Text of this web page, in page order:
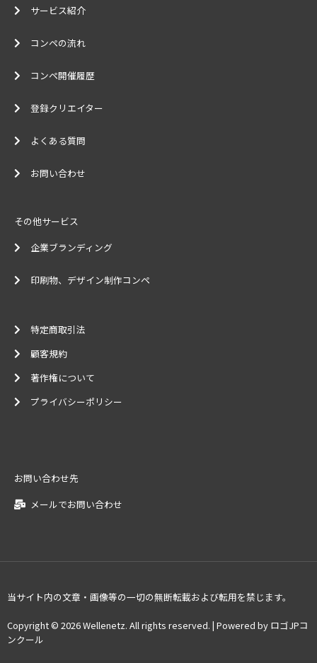
サービス紹介
コンペの流れ
コンペ開催履歴
登録クリエイター
よくある質問
お問い合わせ
その他サービス
企業ブランディング
印刷物、デザイン制作コンペ
特定商取引法
顧客規約
著作権について
プライバシーポリシー
お問い合わせ先
メールでお問い合わせ
当サイト内の文章・画像等の一切の無断転載および転用を禁じます。
Copyright © 2026 Wellenetz. All rights reserved. | Powered by ロゴJPコ
ンクール